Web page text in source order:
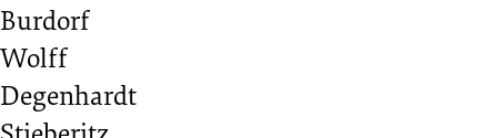
(VIII.
Burdorf
Wolff
Degenhardt